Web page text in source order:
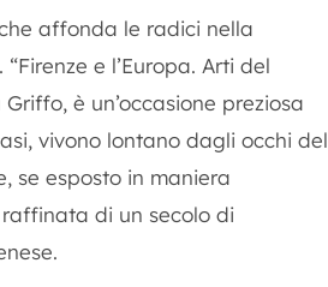
affonda le radici nella
e l’Europa. Arti del
è un’occasione preziosa
vivono lontano dagli occhi del
se esposto in maniera
di un secolo di